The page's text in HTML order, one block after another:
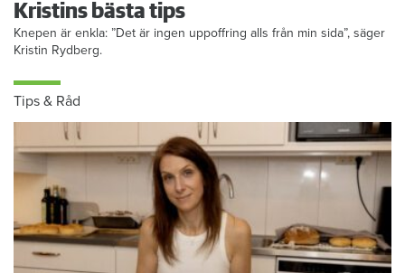
Kristins bästa tips
Knepen är enkla: ”Det är ingen uppoffring alls från min sida”, säger
Kristin Rydberg.
Tips & Råd